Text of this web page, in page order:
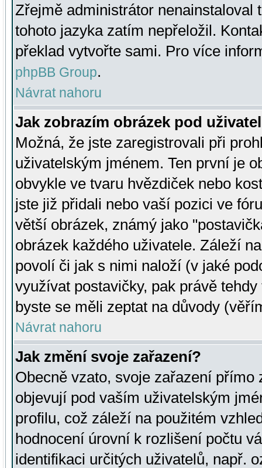
Zřejmě administrátor nenainstaloval
tohoto jazyka zatím nepřeložil.
překlad vytvořte sami. Pro více
phpBB Group.
Návrat nahoru
Jak zobrazím obrázek pod
Možná, že jste zaregistrovali při
uživatelským jménem. Ten první je
obvykle ve tvaru hvězdiček nebo
jste již přidali nebo vaší pozici ve
větší obrázek, známý jako
obrázek každého uživatele. Záleží
povolí či jak s nimi naloží (v jaké
využívat postavičky, pak právě
byste se měli zeptat na důvody
Návrat nahoru
Jak změní svoje zařazení?
Obecně vzato, svoje zařazení přímo
objevují pod vaším uživatelským
profilu, což záleží na použitém
hodnocení úrovní k rozlišení počtu
identifikaci určitých uživatelů, např.